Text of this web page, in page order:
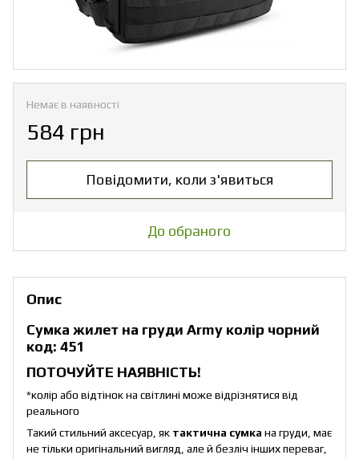
Немає в наявності
584 грн
Повідомити, коли з'явиться
До обраного
Опис
Сумка жилет на груди Army колір чорний
код: 451
ПОТОЧУЙТЕ НАЯВНІСТЬ!
*колір або відтінок на світлині може відрізнятися від
реального
Такий стильний аксесуар, як тактична сумка на груди, має
не тільки оригінальний вигляд, але й безліч інших переваг,